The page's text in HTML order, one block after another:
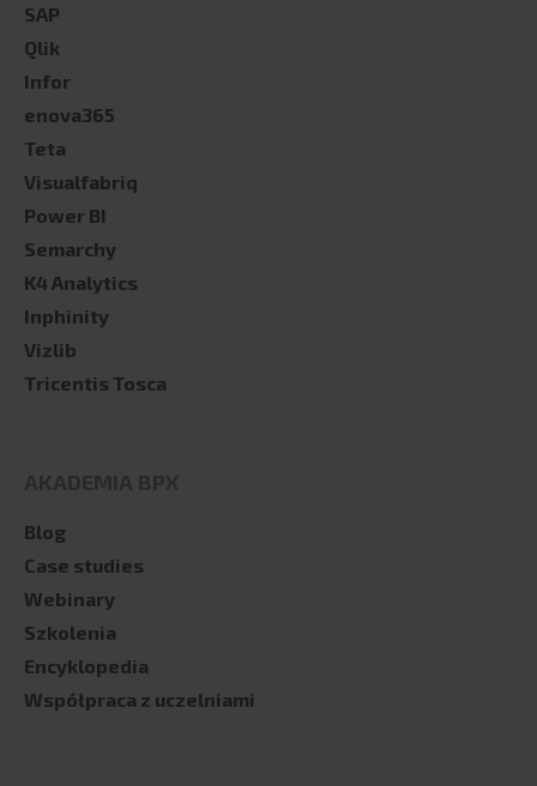
SAP
Qlik
Infor
enova365
Teta
Visualfabriq
Power BI
Semarchy
K4 Analytics
Inphinity
Vizlib
Tricentis Tosca
Blog
Case studies
Webinary
Szkolenia
Encyklopedia
Współpraca z uczelniami